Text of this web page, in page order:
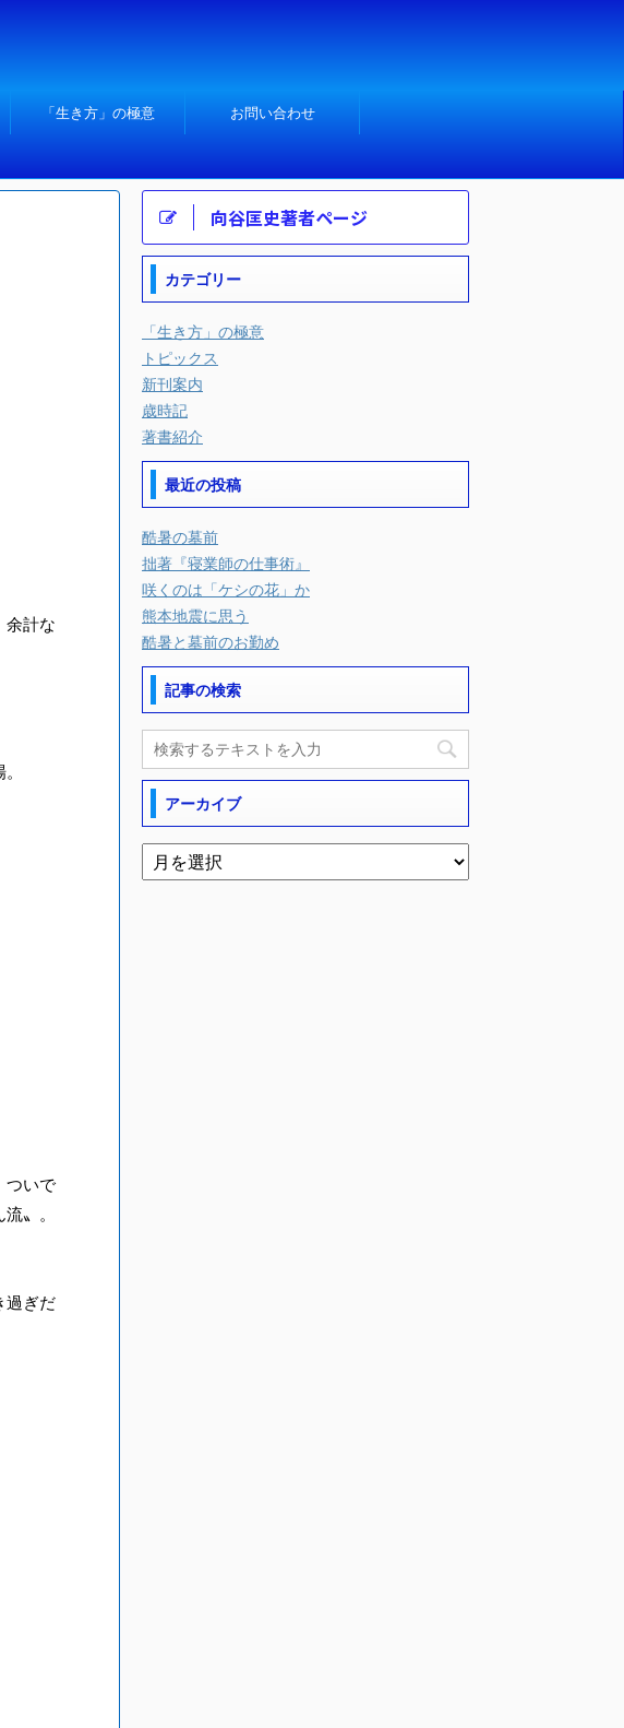
「生き方」の極意 お問い合わせ
余計な
ついで
〟。
過ぎだ
向谷匡史著者ページ
カテゴリー
「生き方」の極意
トピックス
新刊案内
歳時記
著書紹介
最近の投稿
酷暑の墓前
拙著『寝業師の仕事術』
咲くのは「ケシの花」か
熊本地震に思う
酷暑と墓前のお勤め
記事の検索
アーカイブ